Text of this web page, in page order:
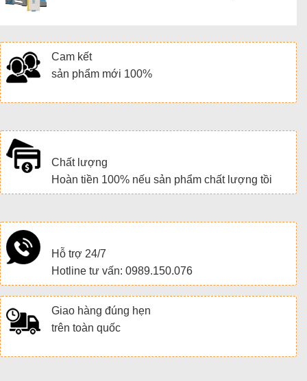
Cam kết
sản phẩm mới 100%
Chất lượng
Hoàn tiền 100% nếu sản phẩm chất lượng tồi
Hỗ trợ 24/7
Hotline tư vấn: 0989.150.076
Giao hàng đúng hẹn
trên toàn quốc